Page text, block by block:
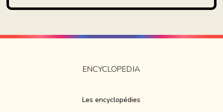
ENCYCLOPED.IA
Les encyclopédies